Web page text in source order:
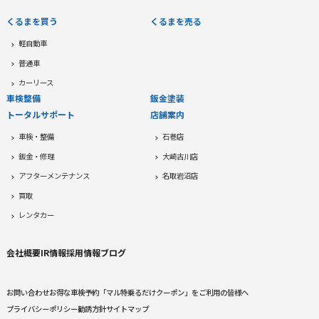
くるまを買う
軽自動車
普通車
カーリース
くるまを売る
車検整備
鈑金塗装
トータルサポート
車検・整備
鈑金・修理
アフターメンテナンス
買取
レンタカー
店舗案内
石巻店
大崎古川店
名取岩沼店
会社概要IR情報採用情報ブログ
お問い合わせお得な車検予約「マル特乗るだけクーポン」をご利用の皆様へ
プライバシーポリシー勧誘方針サイトマップ